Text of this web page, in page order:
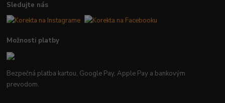
Sledujte nás
Možnosti platby
Bezpečná platba kartou, Google Pay, Apple Pay a bankovým
prevodom.